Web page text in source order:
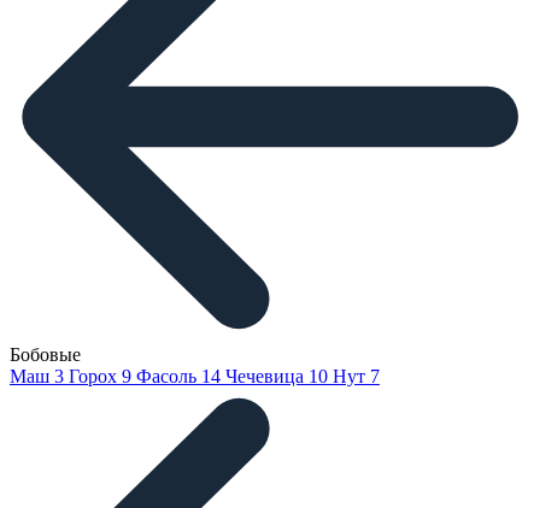
Бобовые
Маш 3 Горох 9 Фасоль 14 Чечевица 10 Нут 7